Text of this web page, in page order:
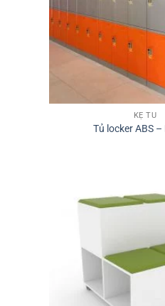
KỆ TỦ
Tủ locker ABS –